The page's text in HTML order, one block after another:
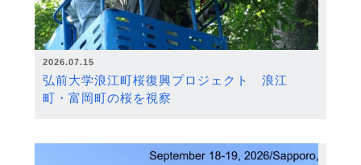
2026.07.15
弘前大学浪江町桜復興プロジェクト 浪江
町・富岡町の桜を視察